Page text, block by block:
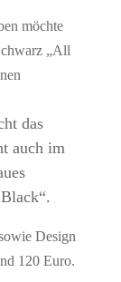
möchte
„All
das
auch im
Design
120 Euro.